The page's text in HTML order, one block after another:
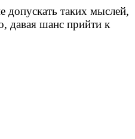
допускать таких мыслей,
давая шанс прийти к